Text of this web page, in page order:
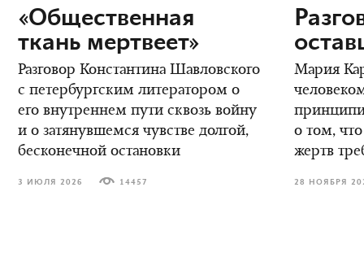
«Общественная
ткань мертвеет»
Разговор Константина Шавловского
с петербургским литератором о
его внутреннем пути сквозь войну
и о затянувшемся чувстве долгой,
бесконечной остановки
3 ИЮЛЯ 2026 14457
Мария
о том,
жертв
28 НОЯБРЯ